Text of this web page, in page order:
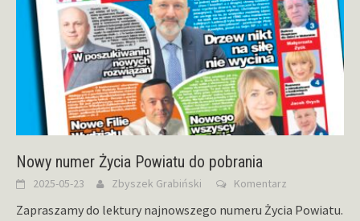
Nowy numer Życia Powiatu do pobrania
2025-05-23 Zbyszek Grabiński Komentarz
Zapraszamy do lektury najnowszego numeru Życia Powiatu.